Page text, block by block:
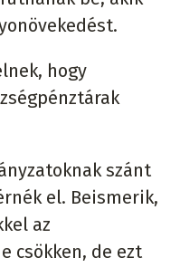
hogy
szánt
el. Beismerik,
az
csökken, de ezt